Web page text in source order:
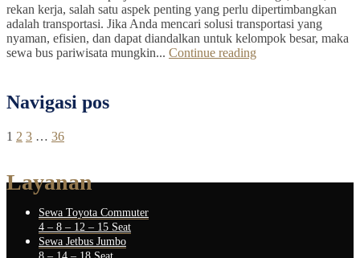
rekan kerja, salah satu aspek penting yang perlu dipertimbangkan
adalah transportasi. Jika Anda mencari solusi transportasi yang
nyaman, efisien, dan dapat diandalkan untuk kelompok besar, maka
sewa bus pariwisata mungkin... Continue reading
Navigasi pos
1 2 3 … 36
Layanan
Sewa Toyota Commuter
4 – 8 – 12 – 15 Seat
Sewa Jetbus Jumbo